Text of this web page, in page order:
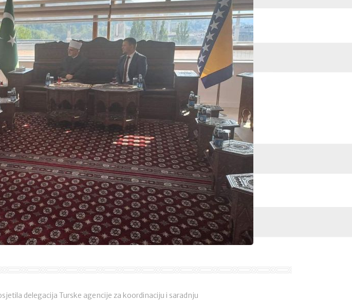
delegacija Turske agencije za koordinaciju i saradnju